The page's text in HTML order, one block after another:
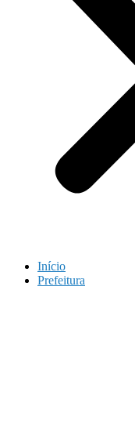
Início
Prefeitura